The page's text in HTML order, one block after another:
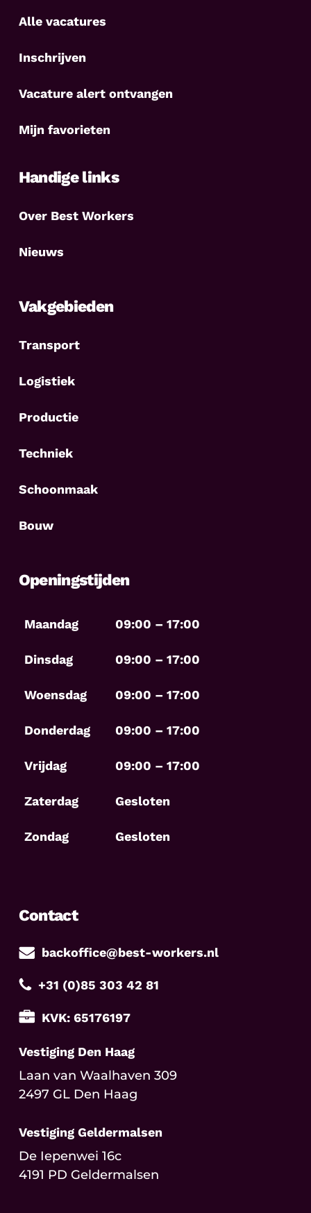
Alle vacatures
Inschrijven
Vacature alert ontvangen
Mijn favorieten
Handige links
Over Best Workers
Nieuws
Vakgebieden
Transport
Logistiek
Productie
Techniek
Schoonmaak
Bouw
Openingstijden
Maandag 09:00 – 17:00
Dinsdag 09:00 – 17:00
Woensdag 09:00 – 17:00
Donderdag 09:00 – 17:00
Vrijdag 09:00 – 17:00
Zaterdag Gesloten
Zondag Gesloten
Contact
backoffice@best-workers.nl
+31 (0)85 303 42 81
KVK: 65176197
Vestiging Den Haag
Laan van Waalhaven 309
2497 GL Den Haag
Vestiging Geldermalsen
De Iepenwei 16c
4191 PD Geldermalsen